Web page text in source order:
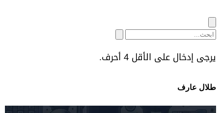
يرجى إدخال على الأقل 4 أحرف.
طلال عارف